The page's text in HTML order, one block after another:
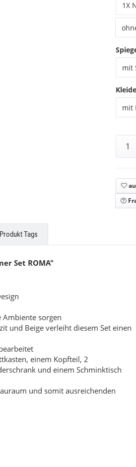
1X
mit
mit
Produkt Tags
Set ROMA"
sorgen
und Beige verleiht diesem Set einen
einem Kopfteil, 2
und einem Schminktisch
und somit ausreichenden